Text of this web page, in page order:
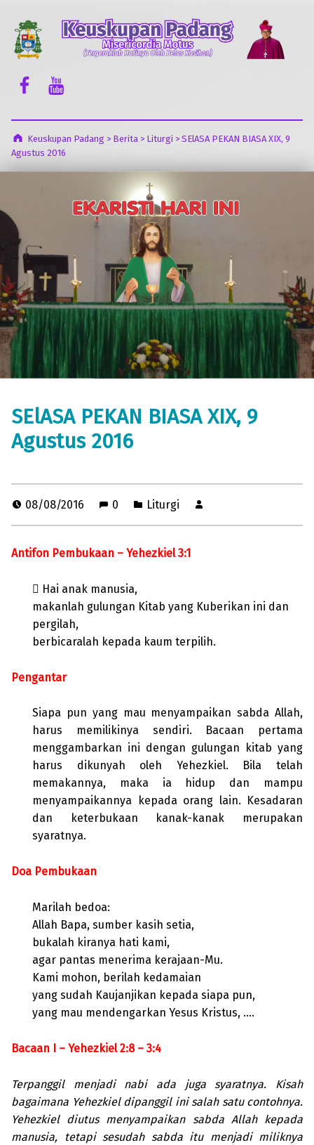
Facebook Komsos
Youtube Komsos
Keuskupan Padang > Berita> Liturgi > SElASA PEKAN BIASA XIX, 9
Agustus 2016
SElASA PEKAN BIASA XIX, 9
Agustus 2016
08/08/2016 0 Liturgi
Antifon Pembukaan – Yehezkiel 3:1
 Hai anak manusia,
makanlah gulungan Kitab yang Kuberikan ini dan
pergilah,
berbicaralah kepada kaum terpilih.
Pengantar
Siapa pun yang mau menyampaikan sabda Allah,
harus memilikinya sendiri. Bacaan pertama
menggambarkan ini dengan gulungan kitab yang
harus dikunyah oleh Yehezkiel. Bila telah
memakannya, maka ia hidup dan mampu
menyampaikannya kepada orang lain. Kesadaran
dan keterbukaan kanak-kanak merupakan
syaratnya.
Doa Pembukaan
Marilah bedoa:
Allah Bapa, sumber kasih setia,
bukalah kiranya hati kami,
agar pantas menerima kerajaan-Mu.
Kami mohon, berilah kedamaian
yang sudah Kaujanjikan kepada siapa pun,
yang mau mendengarkan Yesus Kristus, ….
Bacaan I – Yehezkiel 2:8 – 3:4
Terpanggil menjadi nabi ada juga syaratnya. Kisah
bagaimana Yehezkiel dipanggil ini salah satu contohnya.
Yehezkiel diutus menyampaikan sabda Allah kepada
manusia, tetapi sesudah sabda itu menjadi miliknya